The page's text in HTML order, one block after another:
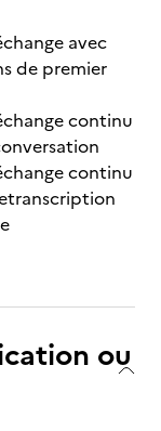
avec
de premier
continu
continu
ou